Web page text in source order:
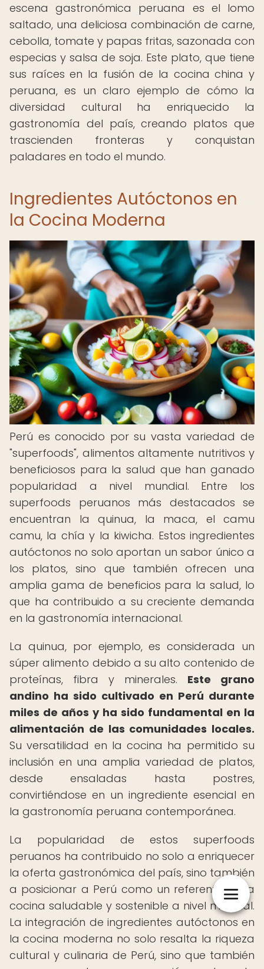
escena gastronómica peruana es el lomo
saltado, una deliciosa combinación de carne,
cebolla, tomate y papas fritas, sazonada con
especias y salsa de soja. Este plato, que tiene
sus raíces en la fusión de la cocina china y
peruana, es un claro ejemplo de cómo la
diversidad cultural ha enriquecido la
gastronomía del país, creando platos que
trascienden fronteras y conquistan
paladares en todo el mundo.
Ingredientes Autóctonos en
la Cocina Moderna
Perú es conocido por su vasta variedad de
"superfoods", alimentos altamente nutritivos y
beneficiosos para la salud que han ganado
popularidad a nivel mundial. Entre los
superfoods peruanos más destacados se
encuentran la quinua, la maca, el camu
camu, la chía y la kiwicha. Estos ingredientes
autóctonos no solo aportan un sabor único a
los platos, sino que también ofrecen una
amplia gama de beneficios para la salud, lo
que ha contribuido a su creciente demanda
en la gastronomía internacional.
La quinua, por ejemplo, es considerada un
súper alimento debido a su alto contenido de
proteínas, fibra y minerales. Este grano
andino ha sido cultivado en Perú durante
miles de años y ha sido fundamental en la
alimentación de las comunidades locales.
Su versatilidad en la cocina ha permitido su
inclusión en una amplia variedad de platos,
desde ensaladas hasta postres,
convirtiéndose en un ingrediente esencial en
la gastronomía peruana contemporánea.
La popularidad de estos superfoods
peruanos ha contribuido no solo a enriquecer
la oferta gastronómica del país, sino también
a posicionar a Perú como un referente en la
cocina saludable y sostenible a nivel mundial.
La integración de ingredientes autóctonos en
la cocina moderna no solo resalta la riqueza
cultural y culinaria de Perú, sino que también